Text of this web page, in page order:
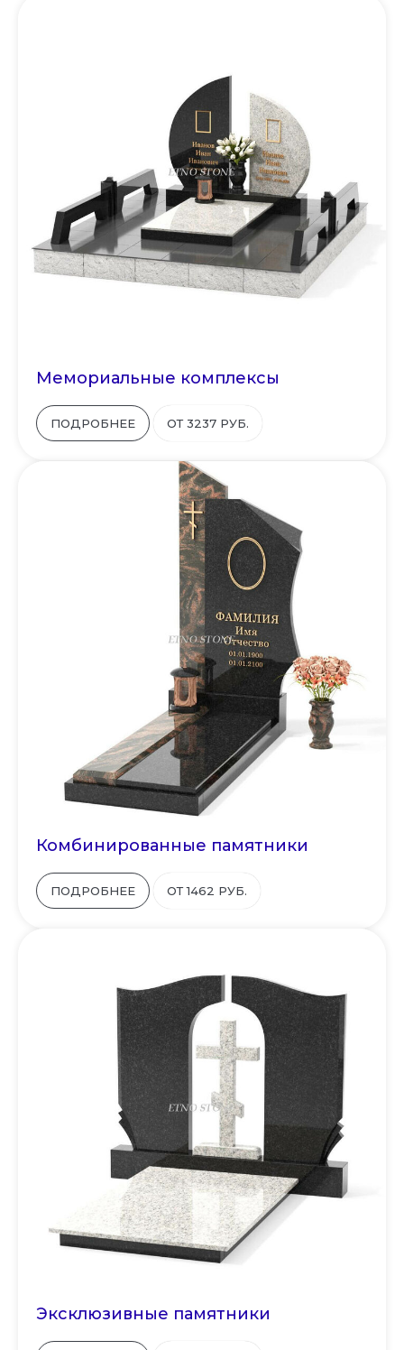
Мемориальные комплексы
ПОДРОБНЕЕ ОТ 3237 РУБ.
Комбинированные памятники
ПОДРОБНЕЕ ОТ 1462 РУБ.
Эксклюзивные памятники